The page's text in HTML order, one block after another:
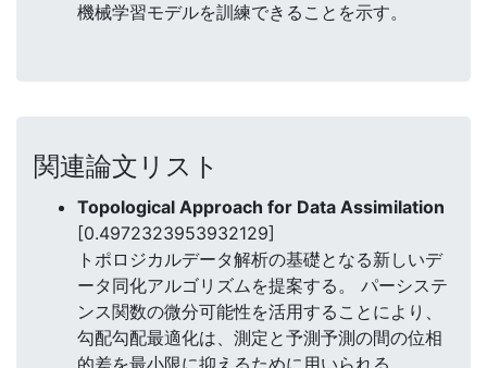
機械学習モデルを訓練できることを示す。
関連論文リスト
Topological Approach for Data Assimilation
[0.4972323953932129]
トポロジカルデータ解析の基礎となる新しいデ
ータ同化アルゴリズムを提案する。 パーシステ
ンス関数の微分可能性を活用することにより、
勾配勾配最適化は、測定と予測予測の間の位相
的差を最小限に抑えるために用いられる。